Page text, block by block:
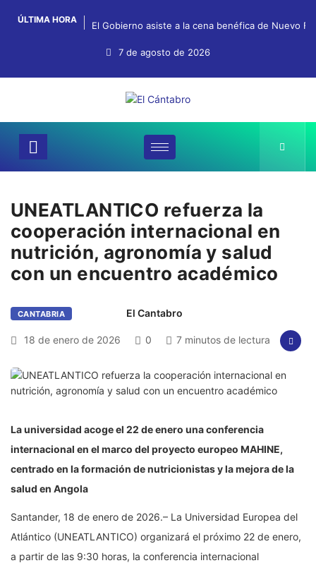
ÚLTIMA HORA
El Gobierno asiste a la cena benéfica de Nuevo
7 de agosto de 2026
UNEATLANTICO refuerza la
cooperación internacional en
nutrición, agronomía y salud
con un encuentro académico
CANTABRIA El Cantabro
18 de enero de 2026 0 7 minutos de lectura
La universidad acoge el 22 de enero una conferencia
internacional en el marco del proyecto europeo MAHINE,
centrado en la formación de nutricionistas y la mejora de la
salud en Angola
Santander, 18 de enero de 2026.– La Universidad Europea del
Atlántico (UNEATLANTICO) organizará el próximo 22 de enero,
a partir de las 9:30 horas, la conferencia internacional